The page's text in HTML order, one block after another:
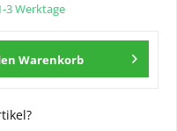
3 Werktage
Warenkorb